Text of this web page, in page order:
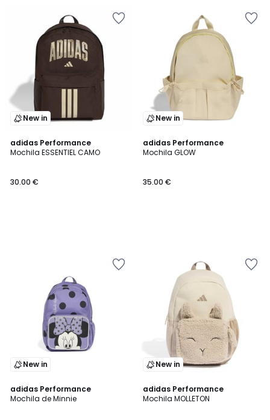
New in
adidas Performance
Mochila ESSENTIEL CAMO
30.00 €
New in
adidas Performance
Mochila GLOW
35.00 €
New in
adidas Performance
Mochila de Minnie
New in
adidas Performance
Mochila MOLLETON